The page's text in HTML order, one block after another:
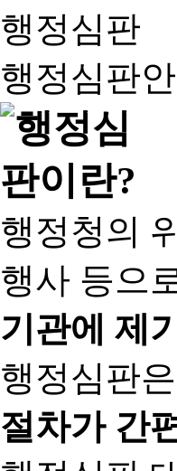
행정심판
행정심판
행정청의
행사 등으
기관에 제
행정심판
절차가 간